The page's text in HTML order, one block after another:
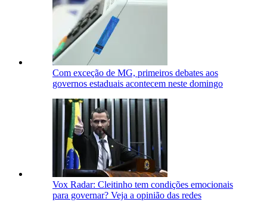
Com exceção de MG, primeiros debates aos
governos estaduais acontecem neste domingo
Vox Radar: Cleitinho tem condições emocionais
para governar? Veja a opinião das redes